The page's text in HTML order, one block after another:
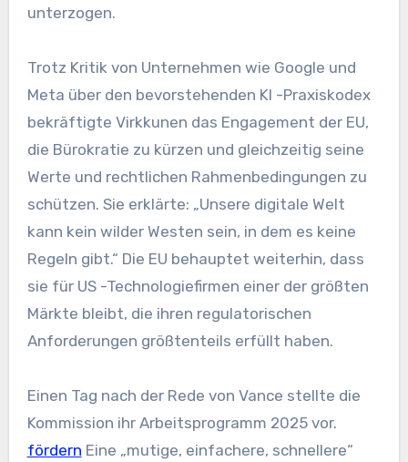
unterzogen.
Trotz Kritik von Unternehmen wie Google und
Meta über den bevorstehenden KI -Praxiskodex
bekräftigte Virkkunen das Engagement der EU,
die Bürokratie zu kürzen und gleichzeitig seine
Werte und rechtlichen Rahmenbedingungen zu
schützen. Sie erklärte: „Unsere digitale Welt
kann kein wilder Westen sein, in dem es keine
Regeln gibt.“ Die EU behauptet weiterhin, dass
sie für US -Technologiefirmen einer der größten
Märkte bleibt, die ihren regulatorischen
Anforderungen größtenteils erfüllt haben.
Einen Tag nach der Rede von Vance stellte die
Kommission ihr Arbeitsprogramm 2025 vor.
fördern Eine „mutige, einfachere, schnellere“